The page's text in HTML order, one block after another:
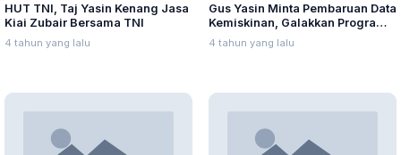
HUT TNI, Taj Yasin Kenang Jasa
Kiai Zubair Bersama TNI
4 tahun yang lalu
Gus Yasin Minta Pembaruan Data
Kemiskinan, Galakkan Program
Satu Desa Binaan Satu OPD
4 tahun yang lalu